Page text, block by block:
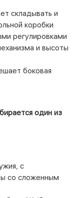
складывать и
коробки
регулировками
и высоты
боковая
один из
с
со сложенным